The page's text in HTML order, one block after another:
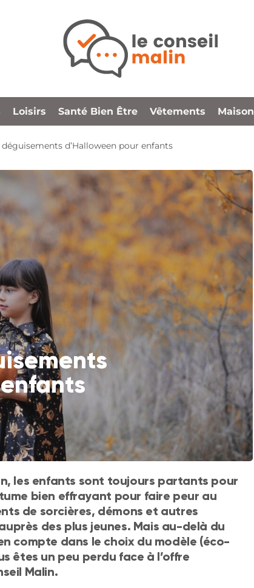
Loisirs Santé Bien Être Vêtements Maison
d’Halloween pour enfants
les enfants sont toujours partants pour
bien effrayant pour faire peur au
de sorcières, démons et autres
des plus jeunes. Mais au-delà du
compte dans le choix du modèle (éco-
êtes un peu perdu face à l’offre
Malin.